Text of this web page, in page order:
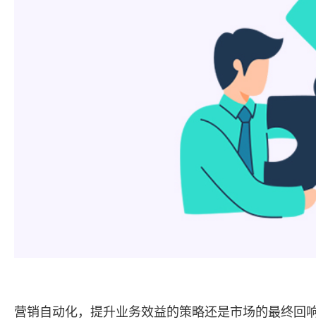
营销自动化，提升业务效益的策略还是市场的最终回